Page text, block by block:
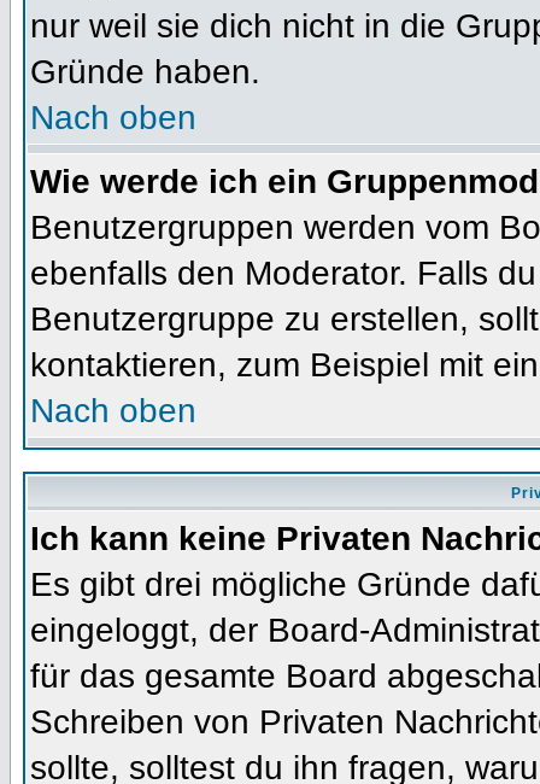
nur weil sie dich nicht in die
Gründe haben.
Nach oben
Wie werde ich ein
Benutzergruppen werden vom
ebenfalls den Moderator. Falls
Benutzergruppe zu erstellen,
kontaktieren, zum Beispiel mit
Nach oben
Ich kann keine Privaten
Es gibt drei mögliche Gründe
eingeloggt, der Board-
für das gesamte Board
Schreiben von Privaten
sollte, solltest du ihn fragen,